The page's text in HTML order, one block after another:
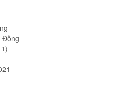
Đồng